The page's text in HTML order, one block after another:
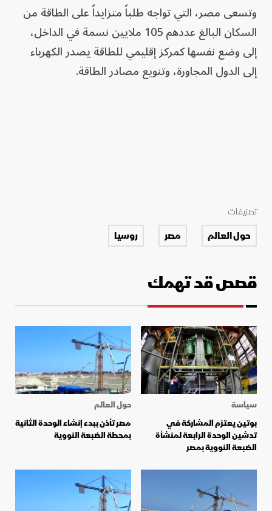
وتسعى مصر، التي تواجه طلباً متزايداً على الطاقة من
السكان البالغ عددهم 105 ملايين نسمة في الداخل،
إلى وضع نفسها كمركز إقليمي للطاقة يصدر الكهرباء
إلى الدول المجاورة، وتنويع مصادر الطاقة.
تصنيفات
حول العالم مصر روسيا
قصص قد تهمك
سياسة
بوتين يعتزم المشاركة في
تدشين الوحدة الرابعة لمنشأة
الضبعة النووية بمصر
حول العالم
مصر تأذن ببدء إنشاء الوحدة الثانية
بمحطة الضبعة النووية